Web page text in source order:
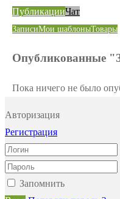
ПубликацииЧат
ЗаписиМои шаблоныТовары
Опубликованные
Пока ничего не было
Авторизация
Регистрация
Запомнить